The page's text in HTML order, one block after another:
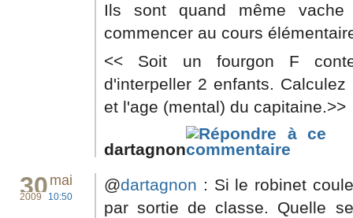
Ils sont quand même
commencer au cours
<< Soit un fourgon F
d'interpeller 2 enfants.
et l'age (mental) du capitaine.>>
dartagnon
30 mai
2009 10:50
@dartagnon : Si le robinet
par sortie de classe. Quelle